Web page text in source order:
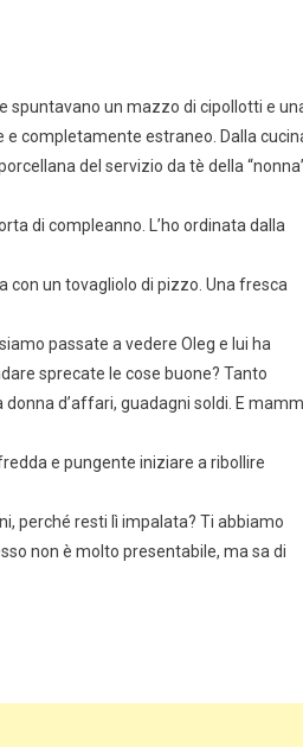
spuntavano un mazzo di cipollotti e
e completamente estraneo. Dalla
del servizio da tè della
di compleanno. L’ho ordinata dalla
con un tovagliolo di pizzo. Una fresca
passate a vedere Oleg e lui ha
sprecate le cose buone? Tanto
d’affari, guadagni soldi. E
e pungente iniziare a ribollire
perché resti lì impalata? Ti abbiamo
non è molto presentabile, ma sa di